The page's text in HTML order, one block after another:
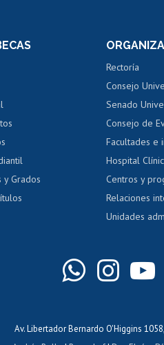
de notas
y dental
y crédito alumnos
y crédito exalumnos
títulos y grados
Grados
Rectoría
Consejo
Senado
Consejo de
Facultades e
Hospital
Centros y
Relaciones
Unidades
Av. Libertador Bernardo O'Higgins